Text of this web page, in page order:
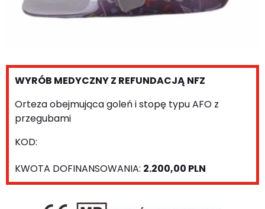
WYRÓB MEDYCZNY Z REFUNDACJĄ NFZ
Orteza obejmująca goleń i stopę typu AFO z
przegubami
KOD:
KWOTA DOFINANSOWANIA: 2.200,00 PLN